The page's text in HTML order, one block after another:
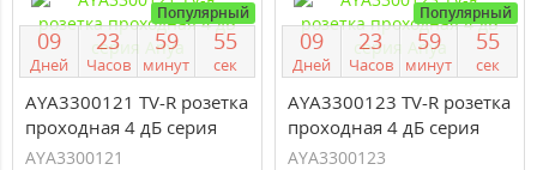
Популярный
09
Дней
23
Часов
59
минут
54
сек
AYA3300121 TV-R розетка
проходная 4 дБ серия
Anya
AYA3300121
Популярный
09
Дней
23
Часов
59
минут
54
сек
AYA3300123 TV-R розетка
проходная 4 дБ серия
Anya
AYA3300123